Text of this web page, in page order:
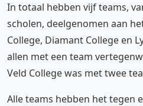
In totaal hebben vijf teams,
scholen, deelgenomen aan
College, Diamant College en
allen met een team
Veld College was met twee
Alle teams hebben het tegen